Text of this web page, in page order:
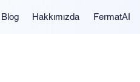
Blog Hakkımızda FermatAI